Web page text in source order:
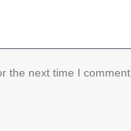
the next time I comment.